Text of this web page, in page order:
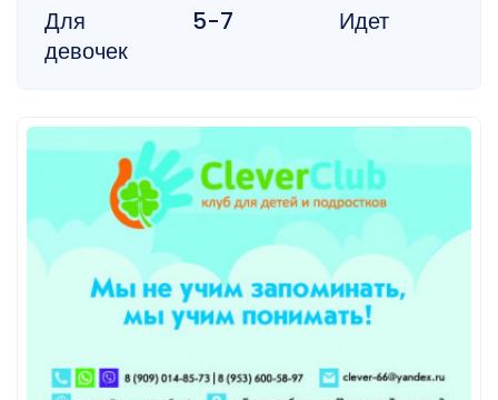
Для
девочек
5-7 Идет